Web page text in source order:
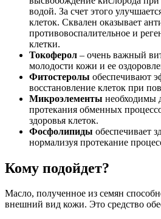
водой. За счет этого
клеток. Сквален оказывает
противовоспалительное и
клетки.
Токоферол – очень важный
молодости кожи и ее
Фитостеролы обеспечивают
восстановление клеток при
Микроэлементы необходимы
протекания обменных
здоровья клеток.
Фосфолипиды обеспечивает
нормализуя протекание
Кому подойдет?
Масло, полученное из семян
внешний вид кожи. Это средство